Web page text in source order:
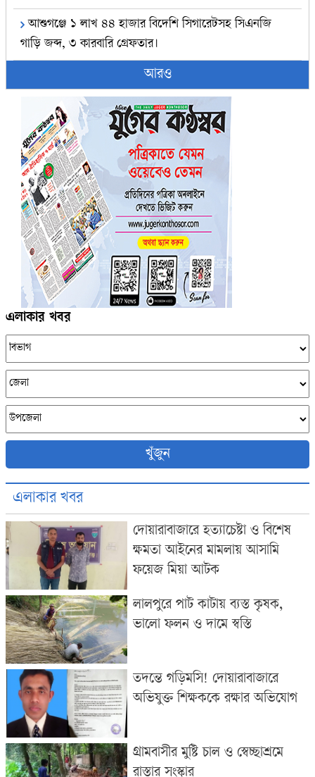
আশুগঞ্জে ১ লাখ ৪৪ হাজার বিদেশি সিগারেটসহ সিএনজি
গাড়ি জব্দ, ৩ কারবারি গ্রেফতার।
আরও
এলাকার খবর
খুঁজুন
এলাকার খবর
দোয়ারাবাজারে হত্যাচেষ্টা ও বিশেষ
ক্ষমতা আইনের মামলায় আসামি
ফয়েজ মিয়া আটক
লালপুরে পাট কাটায় ব্যস্ত কৃষক,
ভালো ফলন ও দামে স্বস্তি
তদন্তে গড়িমসি! দোয়ারাবাজারে
অভিযুক্ত শিক্ষককে রক্ষার অভিযোগ
গ্রামবাসীর মুষ্টি চাল ও স্বেচ্ছাশ্রমে
রাস্তার সংস্কার